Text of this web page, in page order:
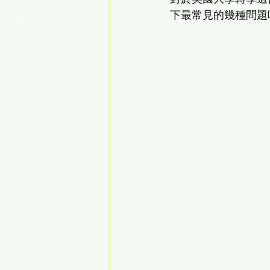
下最常見的幾種問